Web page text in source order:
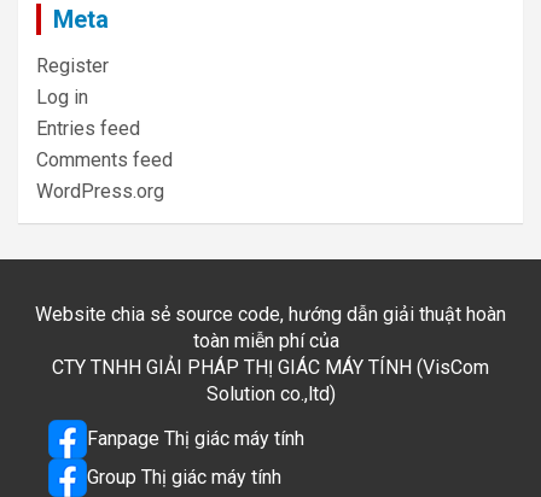
Meta
Register
Log in
Entries feed
Comments feed
WordPress.org
Website chia sẻ source code, hướng dẫn giải thuật hoàn
toàn miễn phí của
CTY TNHH GIẢI PHÁP THỊ GIÁC MÁY TÍNH (VisCom
Solution co.,ltd)
Fanpage Thị giác máy tính
Group Thị giác máy tính